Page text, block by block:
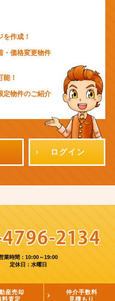
作成！
・価格変更物件
能！
定物件のご紹介
ログイン
業時間：10:00～19:00
定休日：水曜日
産売却
料査定
仲介手数料
見積もり